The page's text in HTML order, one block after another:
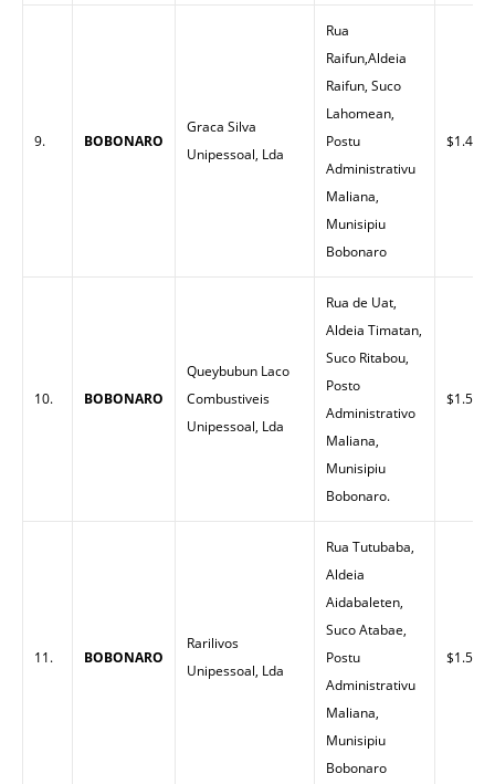
9. BOBONARO
Graca Silva
Unipessoal, Lda
Rua
Raifun,Aldeia
Raifun, Suco
Lahomean,
Postu
Administrativu
Maliana,
Munisipiu
Bobonaro
$1.48
10. BOBONARO
Queybubun Laco
Combustiveis
Unipessoal, Lda
Rua de Uat,
Aldeia Timatan,
Suco Ritabou,
Posto
Administrativo
Maliana,
Munisipiu
Bobonaro.
$1.58
11. BOBONARO
Rarilivos
Unipessoal, Lda
Rua Tutubaba,
Aldeia
Aidabaleten,
Suco Atabae,
Postu
Administrativu
Maliana,
Munisipiu
Bobonaro
$1.50